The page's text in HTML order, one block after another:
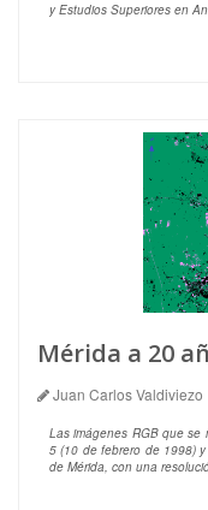
y Estudios Superiores en
Juan Carlos Valdiviezo
Las imágenes RGB que se
5 (10 de febrero de 1998)
de Mérida, con una